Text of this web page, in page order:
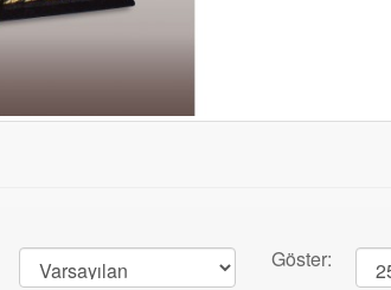
Göster: